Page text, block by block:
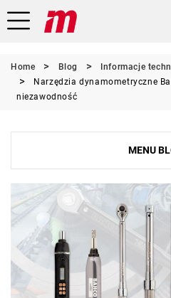
Home Blog
Informacje
Narzędzia dynamometryczne
niezawodność
MENU